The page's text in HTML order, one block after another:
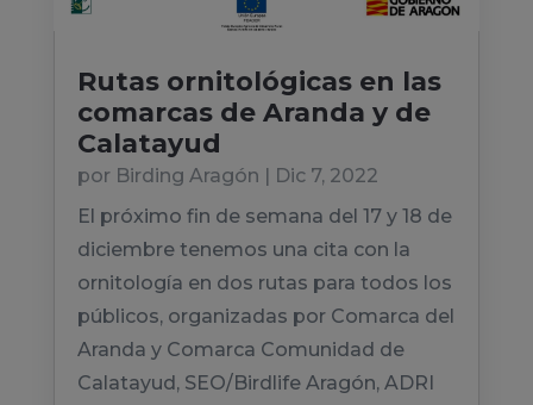
Rutas ornitológicas en las
comarcas de Aranda y de
Calatayud
por Birding Aragón | Dic 7, 2022
El próximo fin de semana del 17 y 18 de
diciembre tenemos una cita con la
ornitología en dos rutas para todos los
públicos, organizadas por Comarca del
Aranda y Comarca Comunidad de
Calatayud, SEO/Birdlife Aragón, ADRI